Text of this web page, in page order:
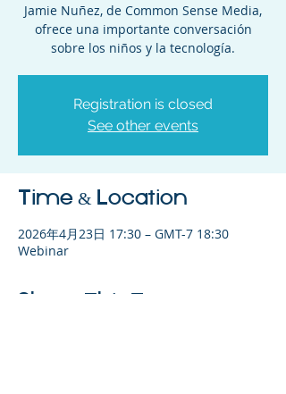
Jamie Nuñez, de Common Sense Media,
ofrece una importante conversación
sobre los niños y la tecnología.
Registration is closed
See other events
Time & Location
2026年4月23日 17:30 – GMT-7 18:30
Webinar
Share This Event